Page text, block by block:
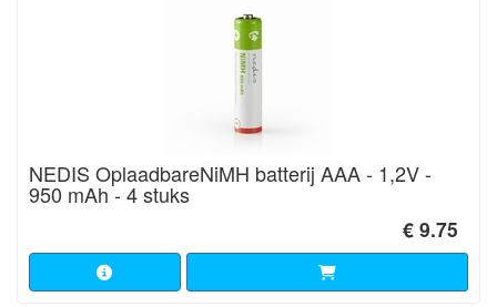
NEDIS OplaadbareNiMH batterij AAA - 1,2V -
950 mAh - 4 stuks
€ 9.75